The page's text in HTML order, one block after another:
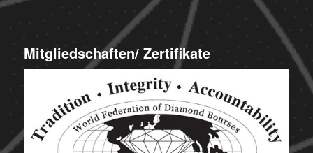
Mitgliedschaften/ Zertifikate